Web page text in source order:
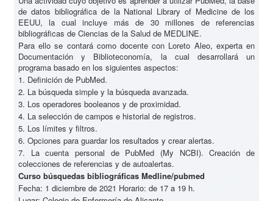
de datos bibliográfica de la National Library of Medicine de los
EEUU, la cual incluye más de 30 millones de referencias
bibliográficas de Ciencias de la Salud de MEDLINE.
Para ello se contará como docente con Loreto Aleo, experta en
Documentación y Biblioteconomía, la cual desarrollará un
programa basado en los siguientes aspectos:
1. Definición de PubMed.
2. La búsqueda simple y la búsqueda avanzada.
3. Los operadores booleanos y de proximidad.
4. La selección de campos e historial de registros.
5. Los límites y filtros.
6. Opciones para guardar los resultados y crear alertas.
7. La cuenta personal de PubMed (My NCBI). Creación de
colecciones de referencias y de autoalertas.
Curso búsquedas bibliográficas Medline/pubmed
Fecha: 1 diciembre de 2021 Horario: de 17 a 19 h.